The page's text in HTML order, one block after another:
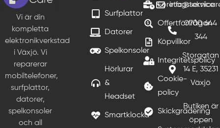
Vi är din
kompletta
elektronikverkstad
i Växjö. Vi
reparerar
mobiltelefoner,
surfplattor,
datorer,
spelkonsoler
och all
Surfplattor
Datorer
Spelkonsoler
Hörlurar
&
Headset
Smartklocka
Företagsservice
Offertförfrågan
Köpvillkor
Integritetspolicy
Cookie-
policy
Skickgradering
0700 644
344
Storgatan
14 E, 35231
Växjö
Butiken är
öppen